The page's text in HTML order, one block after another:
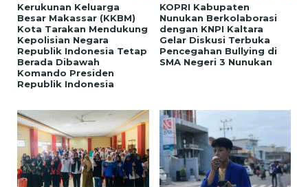
Kerukunan Keluarga
Besar Makassar (KKBM)
Kota Tarakan Mendukung
Kepolisian Negara
Republik Indonesia Tetap
Berada Dibawah
Komando Presiden
Republik Indonesia
KOPRI Kabupaten
Nunukan Berkolaborasi
dengan KNPI Kaltara
Gelar Diskusi Terbuka
Pencegahan Bullying di
SMA Negeri 3 Nunukan